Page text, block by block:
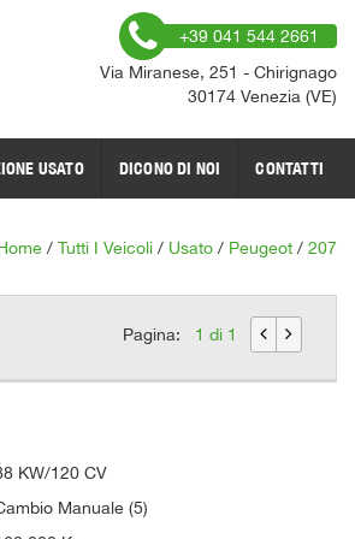
+39 041 544 2661
Via Miranese, 251 - Chirignago
30174 Venezia (VE)
USATO DICONO DI NOI CONTATTI
/ Tutti I Veicoli / Usato / Peugeot / 207
Pagina: 1 di 1
KW/120 CV
Manuale (5)